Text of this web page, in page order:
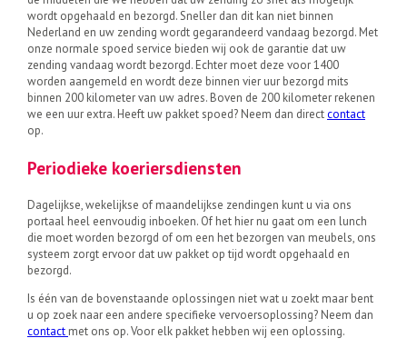
wordt opgehaald en bezorgd. Sneller dan dit kan niet binnen
Nederland en uw zending wordt gegarandeerd vandaag bezorgd. Met
onze normale spoed service bieden wij ook de garantie dat uw
zending vandaag wordt bezorgd. Echter moet deze voor 1400
worden aangemeld en wordt deze binnen vier uur bezorgd mits
binnen 200 kilometer van uw adres. Boven de 200 kilometer rekenen
we een uur extra. Heeft uw pakket spoed? Neem dan directcontact
op.
Periodieke koeriersdiensten
Dagelijkse, wekelijkse of maandelijkse zendingen kunt u via ons
portaal heel eenvoudig inboeken. Of het hier nu gaat om een lunch
die moet worden bezorgd of om een het bezorgen van meubels, ons
systeem zorgt ervoor dat uw pakket op tijd wordt opgehaald en
bezorgd.
Is één van de bovenstaande oplossingen niet wat u zoekt maar bent
u op zoek naar een andere specifieke vervoersoplossing? Neem dan
contact met ons op. Voor elk pakket hebben wij een oplossing.